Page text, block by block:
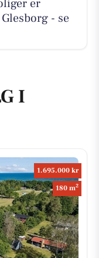
er
- se
I
1.695.000 kr
180 m2